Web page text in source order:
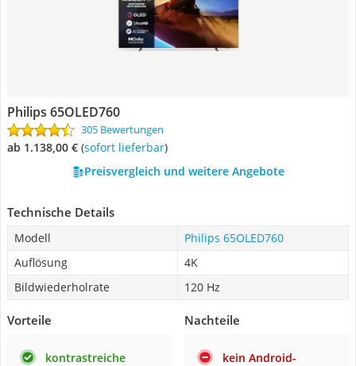
Philips 65OLED760
305 Bewertungen
ab 1.138,00 € ( Sofort lieferbar)
Preisvergleich und weitere Angebote
Technische Details
Modell
Philips 65OLED760
Auflösung
4K
Bildwiederholrate
120 Hz
Vorteile
kontrastreiche
Nachteile
kein Android-